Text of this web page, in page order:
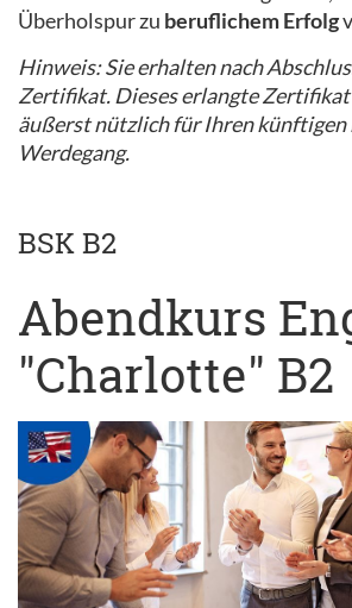
Überholspur zu beruflichem Erfolg
Hinweis: Sie erhalten nach
Zertifikat. Dieses erlangte
äußerst nützlich für Ihren
Werdegang.
BSK B2
Abendkurs
"Charlotte" B2